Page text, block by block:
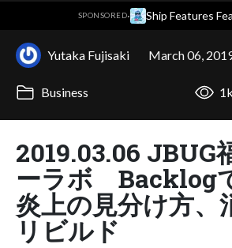
SPONSORED· Ship Features
Yutaka Fujisaki March 06,
Business 1k
2019.03.06 JBUG
ーラボ Backlog
炎上の見分け方
リビルド